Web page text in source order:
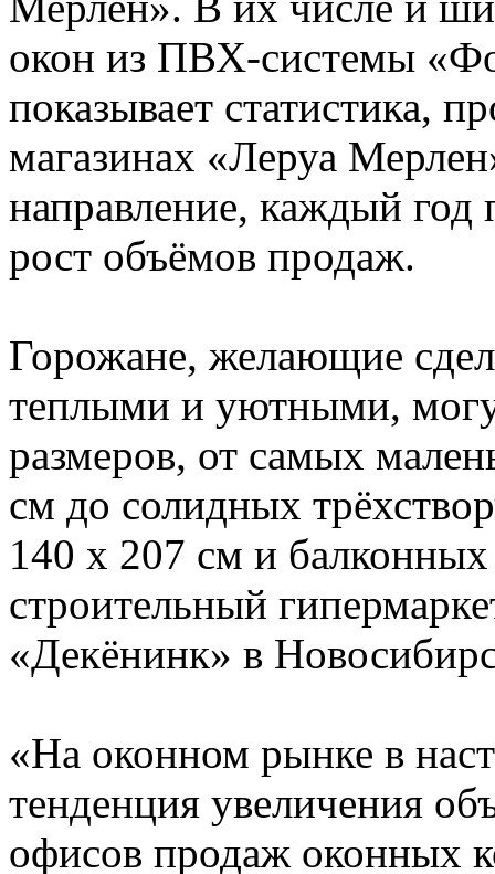
окон из ПВХ-системы
показывает статистика,
магазинах «Леруа
направление, каждый
рост объёмов продаж.
Горожане, желающие
теплыми и уютными,
размеров, от самых
см до солидных
140 х 207 см и
строительный
«Декёнинк» в
«На оконном рынке в
тенденция увеличения
офисов продаж оконных